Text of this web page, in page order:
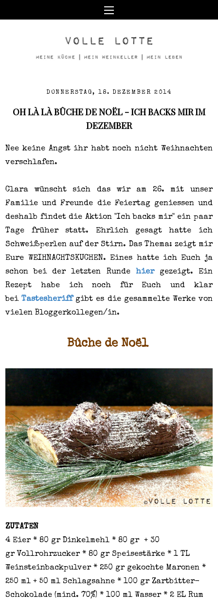
DONNERSTAG, 18. DEZEMBER 2014
OH LÀ LÀ BÛCHE DE NOËL - ICH BACKS MIR IM
DEZEMBER
Nee keine Angst ihr habt noch nicht Weihnachten
verschlafen.
Clara wünscht sich das wir am 26. mit unser
Familie und Freunde die Feiertag geniessen und
deshalb findet die Aktion "Ich backs mir" ein paar
Tage früher statt. Ehrlich gesagt hatte ich
Schweißperlen auf der Stirn. Das Thema: zeigt mir
Eure WEIHNACHTSKUCHEN. Eines hatte ich Euch ja
schon bei der letzten Runde hiergezeigt. Ein
Rezept habe ich noch für Euch und klar
beiTastesheriffgibt es die gesammelte Werke von
vielen Bloggerkollegen/in.
Bûche de Noël
ZUTATEN
4 Eier * 80 gr Dinkelmehl * 80 gr + 30
gr Vollrohrzucker * 80 gr Speisestärke * 1 TL
Weinsteinbackpulver * 250 gr gekochte Maronen *
250 ml + 50 ml Schlagsahne * 100 gr Zartbitter-
Schokolade (mind. 70%) * 100 ml Wasser * 2 EL Rum